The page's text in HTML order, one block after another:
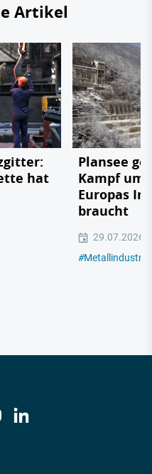
Artikel
hat
Plansee
Kampf um
Europas
braucht
29.07.2026
#Metallindustrie